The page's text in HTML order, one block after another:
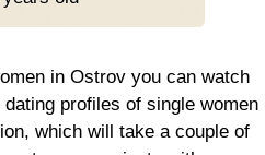
in Ostrov you can watch
profiles of single women
which will take a couple of